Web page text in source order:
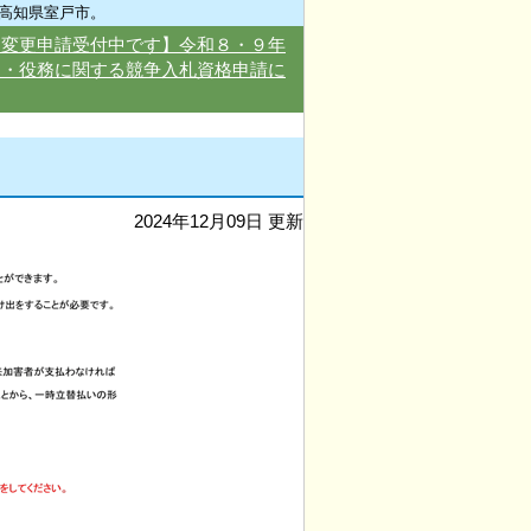
知県室戸市。
更申請受付中です】令和８・９年
役務に関する競争入札資格申請に
2024年12月09日 更新